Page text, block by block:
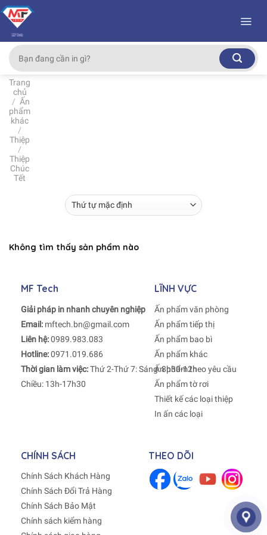
Skip
to
content
Tìm
kiếm:
Trang
chủ
/ Ấn
phẩm
khác
/
Thiệp
/
Thiệp
Chúc
Tết
Không tìm thấy sản phẩm nào
MF Tech
Giải pháp in nhanh chuyên nghiệp
Email: mftech.bn@gmail.com
Liên hệ:0989.983.083
Hotline:0971.019.686
Thời gian làm việc:Thứ 2-Thứ 7: Sáng: 8h30-12h
Chiều: 13h-17h30
LĨNH VỰC
Ấn phẩm văn phòng
Ấn phẩm tiếp thị
Ấn phẩm bao bì
Ấn phẩm khác
Ấn phẩm theo yêu cầu
Ấn phẩm tờ rơi
Thiết kế các loại thiệp
In ấn các loại
CHÍNH SÁCH
Chính Sách Khách Hàng
Chính Sách Đổi Trả Hàng
Chính Sách Bảo Mật
Chính sách kiểm hàng
THEO DÕI